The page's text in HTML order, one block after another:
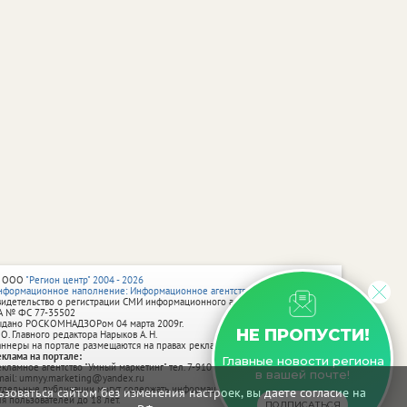
сайтом без изменения настроек, вы даете согласие на
НЕ ПРОПУСТИ!
Главные новости региона
в вашей почте!
"Регион центр" 2004 - 2026
наполнение: Информационное агентство vRossii.ru
о регистрации СМИ информационного агентства vRossii.ru
№ ФС 77‑35502
РОСКОМНАДЗОРом 04 марта 2009г.
Главного редактора Нарыков А. Н.
на портале размещаются на правах рекламы.
на портале:
агентство "Умный маркетинг" тел. 7-910-267-70-40,
umnyy.marketing@yandex.ru
публикации могут содержать информацию, не предназначенную
пользователей до 18 лет.